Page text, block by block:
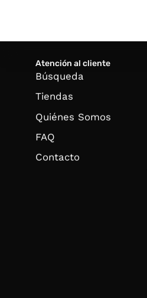
Atención al cliente
Búsqueda
Tiendas
Quiénes Somos
FAQ
Contacto